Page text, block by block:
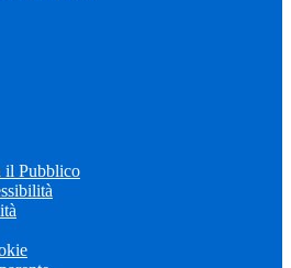
il Pubblico